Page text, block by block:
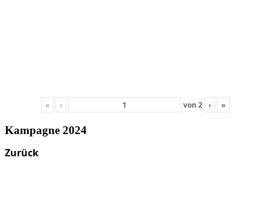
« ‹ von 2 › »
Kampagne 2024
Zurück